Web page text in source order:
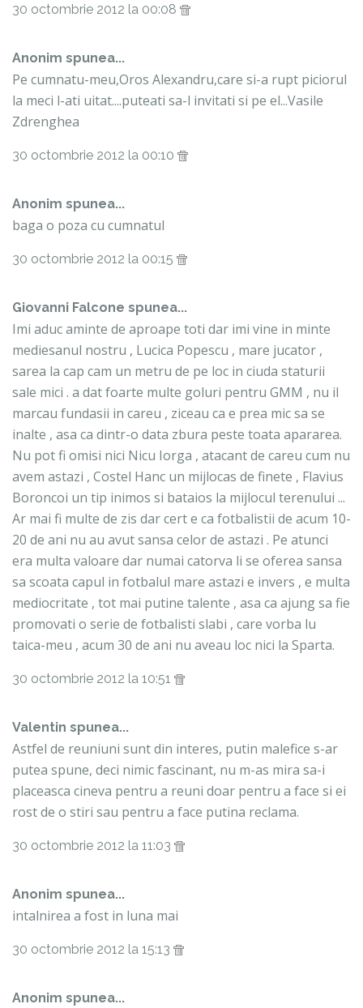
30 octombrie 2012 la 00:08
Anonim spunea...
Pe cumnatu-meu,Oros Alexandru,care si-a rupt piciorul
la meci l-ati uitat....puteati sa-l invitati si pe el...Vasile
Zdrenghea
30 octombrie 2012 la 00:10
Anonim spunea...
baga o poza cu cumnatul
30 octombrie 2012 la 00:15
Giovanni Falcone spunea...
Imi aduc aminte de aproape toti dar imi vine in minte
mediesanul nostru , Lucica Popescu , mare jucator ,
sarea la cap cam un metru de pe loc in ciuda staturii
sale mici . a dat foarte multe goluri pentru GMM , nu il
marcau fundasii in careu , ziceau ca e prea mic sa se
inalte , asa ca dintr-o data zbura peste toata apararea.
Nu pot fi omisi nici Nicu Iorga , atacant de careu cum nu
avem astazi , Costel Hanc un mijlocas de finete , Flavius
Boroncoi un tip inimos si bataios la mijlocul terenului ...
Ar mai fi multe de zis dar cert e ca fotbalistii de acum 10-
20 de ani nu au avut sansa celor de astazi . Pe atunci
era multa valoare dar numai catorva li se oferea sansa
sa scoata capul in fotbalul mare astazi e invers , e multa
mediocritate , tot mai putine talente , asa ca ajung sa fie
promovati o serie de fotbalisti slabi , care vorba lu
taica-meu , acum 30 de ani nu aveau loc nici la Sparta.
30 octombrie 2012 la 10:51
Valentin spunea...
Astfel de reuniuni sunt din interes, putin malefice s-ar
putea spune, deci nimic fascinant, nu m-as mira sa-i
placeasca cineva pentru a reuni doar pentru a face si ei
rost de o stiri sau pentru a face putina reclama.
30 octombrie 2012 la 11:03
Anonim spunea...
intalnirea a fost in luna mai
30 octombrie 2012 la 15:13
Anonim spunea...